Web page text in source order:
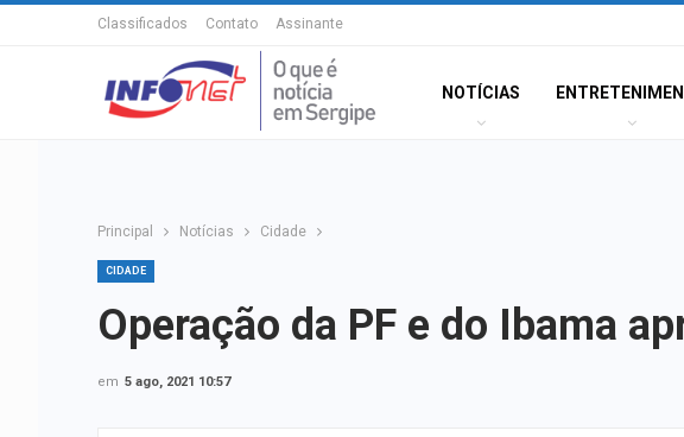
Classificados Contato Assinante
NOTÍCIAS
Principal Notícias Cidade
CIDADE
Operação da PF e do Ibama
em 5 ago, 2021 10:57